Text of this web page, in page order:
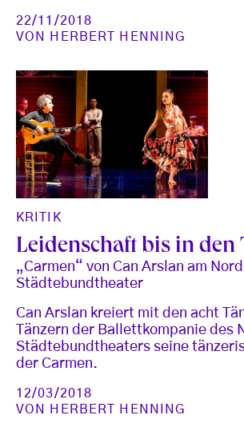
22/11/2018
VON
HERBERT HENNING
KRITIK
Leidenschaft bis in den
„Carmen“ von Can Arslan am
Städtebundtheater
Can Arslan kreiert mit den acht
Tänzern der Ballettkompanie des
Städtebundtheaters seine
der Carmen.
12/03/2018
VON
HERBERT HENNING